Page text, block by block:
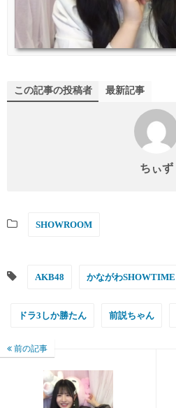
この記事の投稿者 最新記事
ちぃず
SHOWROOM
AKB48 かながわSHOWTIME
ドラ3しか勝たん 前説ちゃん
前の記事